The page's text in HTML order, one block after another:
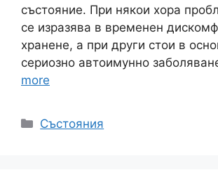
състояние. При някои хора
се изразява в временен
хранене, а при други стои в
сериозно автоимунно
more
Категории
Състояния